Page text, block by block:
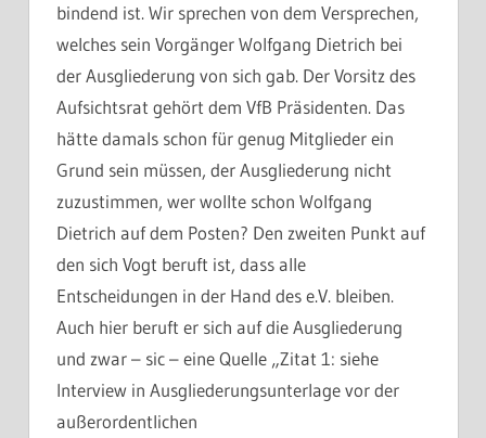
bindend ist. Wir sprechen von dem Versprechen,
welches sein Vorgänger Wolfgang Dietrich bei
der Ausgliederung von sich gab. Der Vorsitz des
Aufsichtsrat gehört dem VfB Präsidenten. Das
hätte damals schon für genug Mitglieder ein
Grund sein müssen, der Ausgliederung nicht
zuzustimmen, wer wollte schon Wolfgang
Dietrich auf dem Posten? Den zweiten Punkt auf
den sich Vogt beruft ist, dass alle
Entscheidungen in der Hand des e.V. bleiben.
Auch hier beruft er sich auf die Ausgliederung
und zwar – sic – eine Quelle „Zitat 1: siehe
Interview in Ausgliederungsunterlage vor der
außerordentlichen